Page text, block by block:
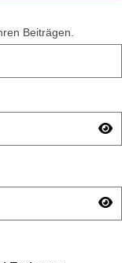
Beiträgen.